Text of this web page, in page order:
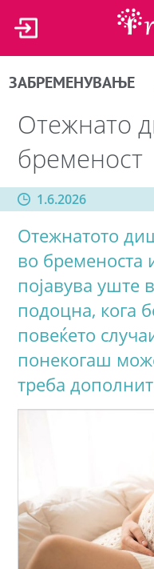
ЗАБРЕМЕНУВАЊЕ
Отежнато
бременост
1.6.2026
Отежнатото
во бременоста
појавува уште
подоцна, кога
повеќето
понекогаш
треба